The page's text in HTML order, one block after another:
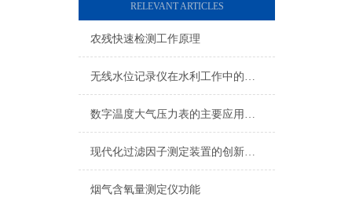
RELEVANT ARTICLES
农残快速检测工作原理
无线水位记录仪在水利工作中的应用
数字温度大气压力表的主要应用方向
现代化过滤因子测定装置的创新与应用
烟气含氧量测定仪功能